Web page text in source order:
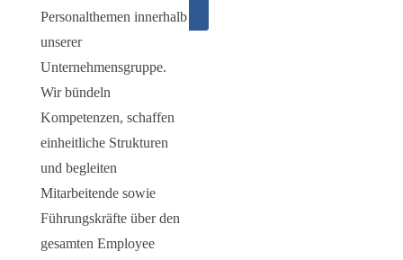
Personalthemen innerhalb
unserer
Unternehmensgruppe.
Wir bündeln
Kompetenzen, schaffen
einheitliche Strukturen
und begleiten
Mitarbeitende sowie
Führungskräfte über den
gesamten Employee